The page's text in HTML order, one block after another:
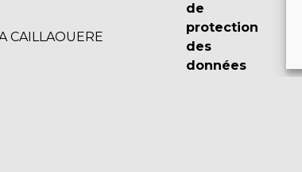
CAILLAOUERE
de
protection
des
données